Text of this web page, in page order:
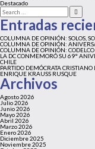
Destacado
Search
for:
Entradas
COLUMNA DE OPINIÓN: SOLOS,
COLUMNA DE OPINIÓN:
COLUMNA DE OPINIÓN:
LA DC CONMEMORÓ SU 69°
CHILE
PARTIDO DEMÓCRATA
ENRIQUE KRAUSS RUSQUE
Archivos
Agosto 2026
Julio 2026
Junio 2026
Mayo 2026
Abril 2026
Marzo 2026
Enero 2026
Diciembre 2025
Noviembre 2025